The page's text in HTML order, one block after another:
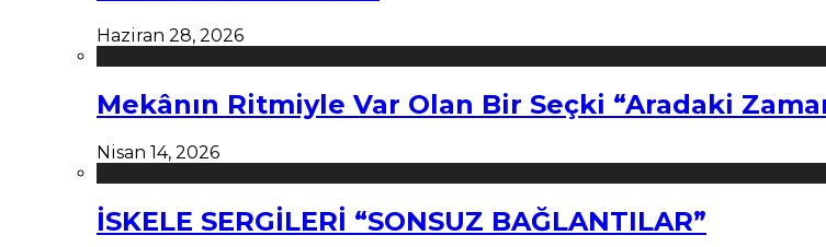
Haziran 28, 2026
Mekânın Ritmiyle Var Olan Bir Seçki “Aradaki
Nisan 14, 2026
İSKELE SERGİLERİ “SONSUZ BAĞLANTILAR”